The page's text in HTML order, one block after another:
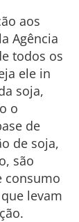
aos
Agência
todos os
ele in
soja,
o
de
de soja,
são
consumo
levam